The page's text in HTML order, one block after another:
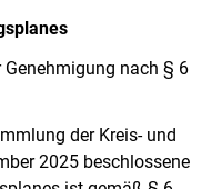
nach § 6
der Kreis- und
2025 beschlossene